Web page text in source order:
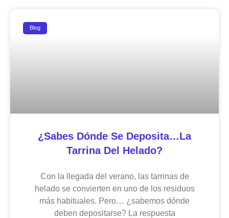
Blog
¿Sabes Dónde Se Deposita…la
Tarrina Del Helado?
Con la llegada del verano, las tarrinas de
helado se convierten en uno de los residuos
más habituales. Pero… ¿sabemos dónde
deben depositarse? La respuesta